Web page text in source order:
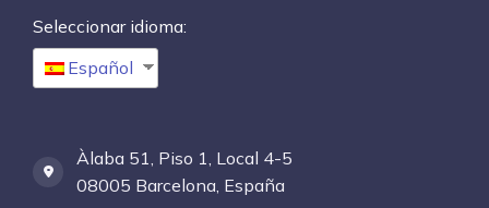
Seleccionar idioma:
Español
Àlaba 51, Piso 1, Local 4-5
08005 Barcelona, España